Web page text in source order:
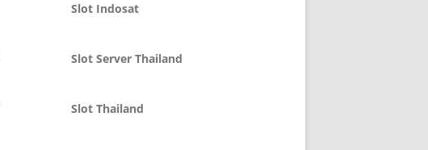
Slot Indosat
Slot Server Thailand
Slot Thailand